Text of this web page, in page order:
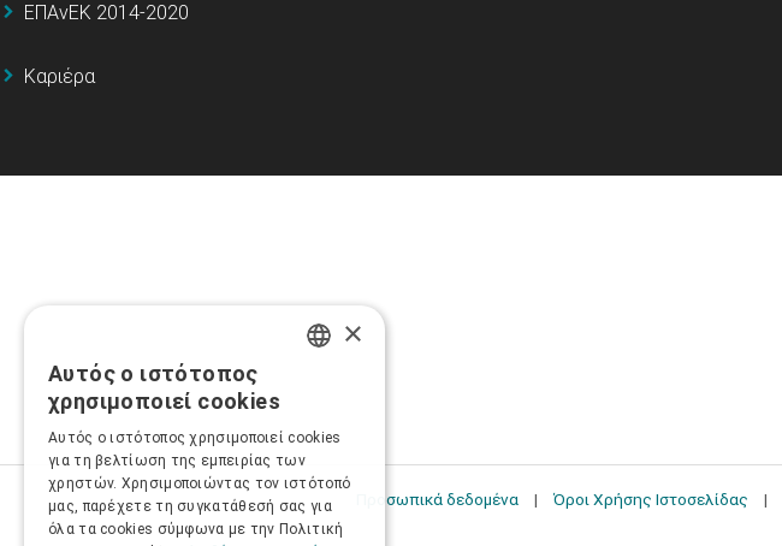
ΕΠΑνΕΚ 2014-2020
Καριέρα
Προσωπικά δεδομένα Όροι Χρήσης Ιστοσελίδας
×
Αυτός ο ιστότοπος
χρησιμοποιεί cookies
Αυτός ο ιστότοπος χρησιμοποιεί cookies
για τη βελτίωση της εμπειρίας των
χρηστών. Χρησιμοποιώντας τον ιστότοπό
μας, παρέχετε τη συγκατάθεσή σας για
όλα τα cookies σύμφωνα με την Πολιτική